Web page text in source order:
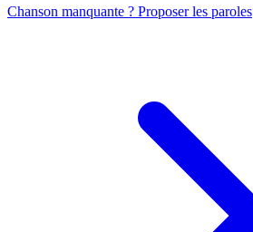
Chanson manquante ? Proposer les paroles